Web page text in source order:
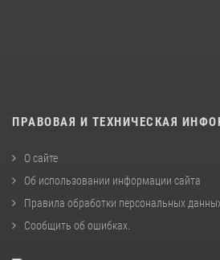
ПРАВОВАЯ И ТЕХНИЧЕСКАЯ
О сайте
Об использовании информации сайта
Правила обработки персональных
Сообщить об ошибках.